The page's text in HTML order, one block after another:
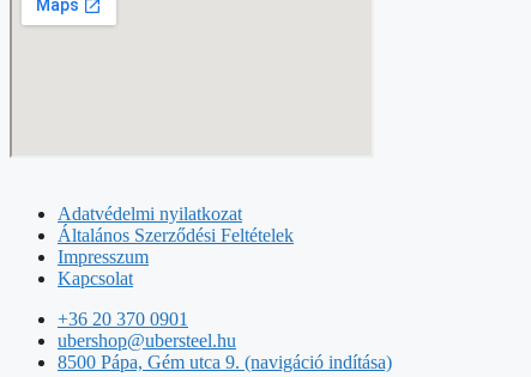
Adatvédelmi nyilatkozat
Általános Szerződési Feltételek
Impresszum
Kapcsolat
+36 20 370 0901
ubershop@ubersteel.hu
8500 Pápa, Gém utca 9. (navigáció indítása)